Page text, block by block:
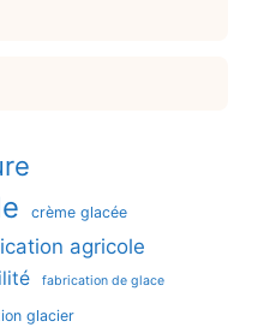
crème glacée
agricole
fabrication de glace
glacier